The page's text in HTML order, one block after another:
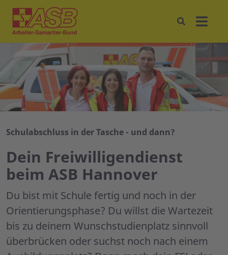
Schulabschluss in der Tasche - und dann?
Dein Freiwilligendienst
beim ASB Hannover
Du bist mit Schule fertig und noch in der
Orientierungsphase? Du willst die Wartezeit
bis zu deinem Wunschstudienplatz sinnvoll
überbrücken oder suchst noch nach einem